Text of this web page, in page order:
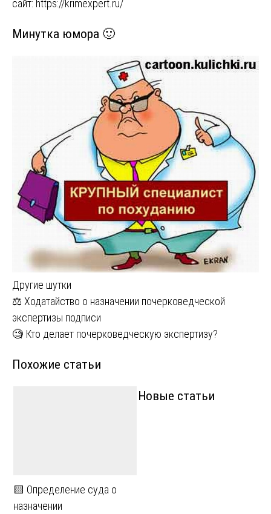
сайт: https://krimexpert.ru/
Минутка юмора 🙂
Другие шутки
Навигация
по
⚖️ Ходатайство о назначении почерковедческой
экспертизы подписи
🧐 Кто делает почерковедческую экспертизу?
Похожие статьи
🟨 Определение суда о
назначении
Новые статьи